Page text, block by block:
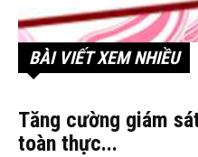
BÀI VIẾT XEM NHIỀU
Tăng cường giám
toàn thực...